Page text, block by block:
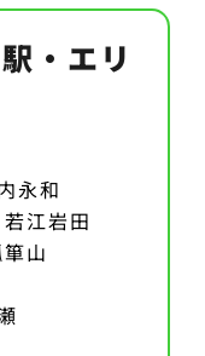
・エリ
永和
若江岩田
山